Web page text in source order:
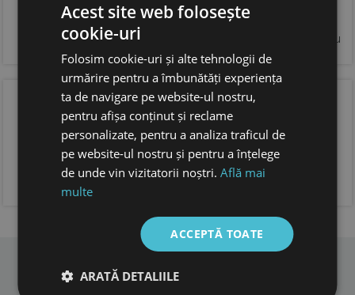
sistem de inchidere tip velcro pentru o fixare optima
si incaltare usoara
forma anatomica pentru copii, cu extra spatiu pentru
degetele.
OPINIA CLIENTILOR
ADAUGA OPINIA TA
Acest site web folosește
cookie-uri
Folosim cookie-uri și alte tehnologii de
urmărire pentru a îmbunătăți experiența
ta de navigare pe website-ul nostru,
pentru afișa conținut și reclame
personalizate, pentru a analiza traficul de
pe website-ul nostru și pentru a înțelege
de unde vin vizitatorii noștri.Află mai
multe
ACCEPTĂ TOATE
ARATĂ DETALIILE